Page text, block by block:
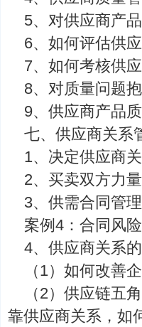
5、对供应商产
6、如何评估供
7、如何考核供
8、对质量问题
9、供应商产品
七、供应商关系
1、决定供应商
2、买卖双方力
3、供需合同管理
案例4：合同风
4、供应商关系
（1）如何改善
（2）供应链五
靠供应商关系，如